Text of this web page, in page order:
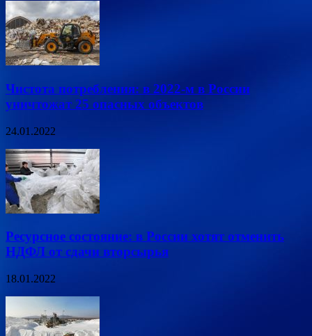
Чистота потребления: в 2022-м в России
уничтожат 25 опасных объектов
24.01.2022
Ресурсное состояние: в России хотят отменить
НДФЛ от сдачи вторсырья
18.01.2022